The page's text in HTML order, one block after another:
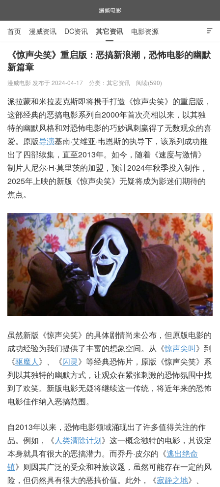
漫威电影

首页 漫威资讯 DC资讯 其它资讯 电影资源
电视剧资源 漫威图片
《惊声尖笑》重启版：恶搞新浪潮，恐怖电影的幽默
新篇章
漫威电影 发布于 2024-04-17 分类： 其它资讯 阅读(590)
派拉蒙和米拉麦克斯即将携手打造《惊声尖笑》的重启版，
这部经典的恶搞电影系列自2000年首次亮相以来，以其独
特的幽默风格和对恐怖电影的巧妙讽刺赢得了无数观众的喜
爱。原版导演基南·艾维亚·韦恩斯的执导下，该系列成功推
出了四部续集，直至2013年。如今，随着《速度与激情》
制片人尼尔·H·莫里茨的加盟，预计2024年秋季投入制作，
2025年上映的新版《惊声尖笑》无疑将成为影迷们期待的
焦点。
虽然新版《惊声尖笑》的具体剧情尚未公布，但原版电影的
成功经验为我们提供了丰富的想象空间。从《惊声尖叫》到
《驱魔人》、《闪灵》等经典恐怖片，原版《惊声尖笑》系
列以其独特的幽默方式，让观众在紧张刺激的恐怖氛围中找
到了欢笑。新版电影无疑将继续这一传统，将近年来的恐怖
电影佳作纳入恶搞范围。
自2013年以来，恐怖电影领域涌现出了许多值得关注的作
品。例如，《人类清除计划》这一概念独特的电影，其设定
本身就具有很大的恶搞潜力。而乔丹·皮尔的《逃出绝命
镇》则因其广泛的受众和种族议题，虽然可能存在一定的风
险，但仍然具有很大的恶搞价值。此外，《寂静之地》、